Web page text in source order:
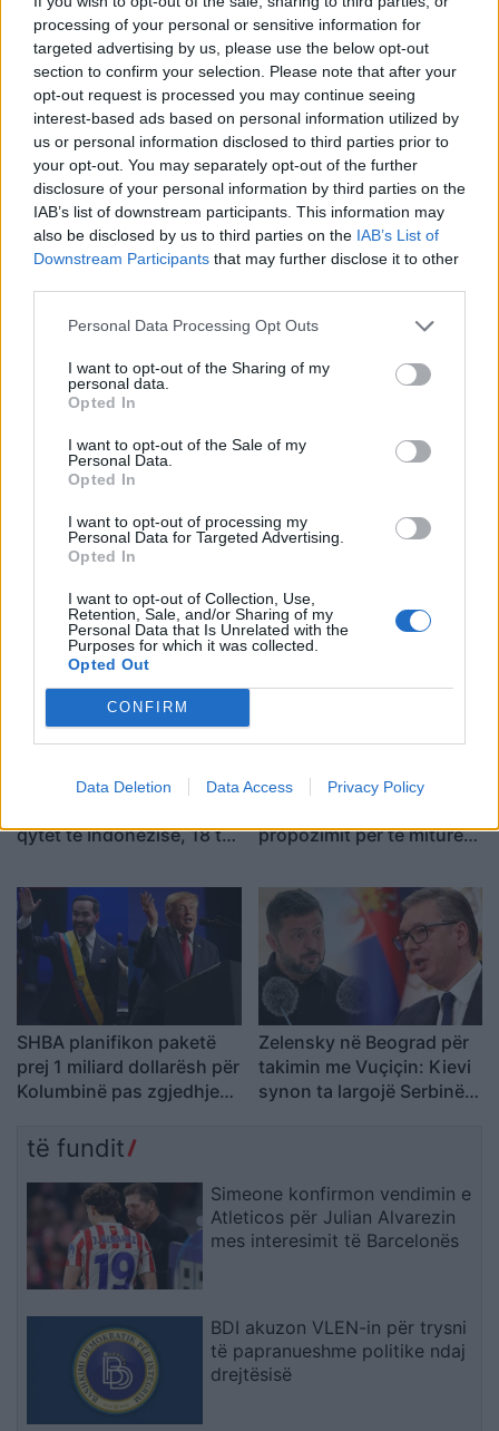
processing of your personal or sensitive information for
targeted advertising by us, please use the below opt-out
section to confirm your selection. Please note that after your
opt-out request is processed you may continue seeing
interest-based ads based on personal information utilized by
us or personal information disclosed to third parties prior to
your opt-out. You may separately opt-out of the further
disclosure of your personal information by third parties on the
IAB’s list of downstream participants. This information may
also be disclosed by us to third parties on the IAB’s List of
Downstream Participants that may further disclose it to other
Personal Data Processing Opt Outs
I want to opt-out of the Sharing of my
personal data.
Opted In
I want to opt-out of the Sale of my
Personal Data.
Opted In
I want to opt-out of processing my
Personal Data for Targeted Advertising.
Opted In
I want to opt-out of Collection, Use,
Retention, Sale, and/or Sharing of my
Personal Data that Is Unrelated with the
Purposes for which it was collected.
Opted Out
CONFIRM
Data Deletion Data Access Privacy Policy
Rusia goditet nga një
sulm i gjerë me dronë
ukrainas, përfshihet nga
plagosen 5 persona
Je mysafir, kthehu në
Shqipëri”/ Gazetari grek
me origjinë shqiptare
pas paralajmërimit për
Nxehtësia ekstreme dhe
zjarret po bëhen norma e
përballet me sinjale alarmi
Kërkoi një ndërhyrje të
fytyrë dhe humbi punën si
modele
Sulmet e majmunit
qytet të Indonezisë, 18 të
Turisti i huaj kërkohet nga
propozimit për të miturën
SHBA planifikon paketë
prej 1 miliard dollarësh për
Kolumbinë pas zgjedhjes
Esprielës
Zelensky në Beograd për
takimin me Vuçiçin: Kievi
synon ta largojë Serbinë
të fundit
Simeone konfirmon vendimin e
Atleticos për Julian Alvarezin
mes interesimit të Barcelonës
BDI akuzon VLEN-in për trysni
të papranueshme politike ndaj
drejtësisë